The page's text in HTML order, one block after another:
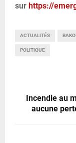
sur https://
ACTUALITÉS
POLITIQUE
Incendie au
aucune